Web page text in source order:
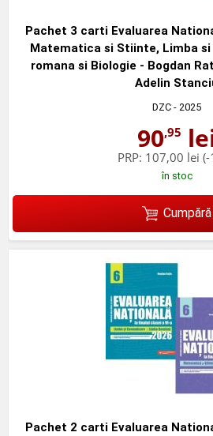
Pachet 3 carti Evaluarea
Matematica si Stiinte, Limba
romana si Biologie - Bogdan
Adelin
DZC - 2025
90,95
PRP: 107,00 lei (-
în stoc
Cumpără
Pachet 2 carti Evaluarea